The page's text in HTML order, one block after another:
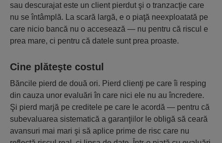
sau descurajat este un client pierdut şi o tranzacţie care
nu se întâmplă. La scară largă, e o piaţă neexploatată pe
care nicio bancă nu o accesează — nu pentru că riscul e
prea mare, ci pentru că datele sunt prea proaste.
Cine plăteşte costul
Băncile pierd de două ori. Pierd clienţi pe care îi resping
din cauza unor evaluări în care nici ele nu au încredere.
Şi pierd marjă pe creditele pe care le acordă — pentru că
subevaluarea sistematică a garanţiilor le obligă să ceară
avansuri mai mari şi să aplice prime de risc care nu